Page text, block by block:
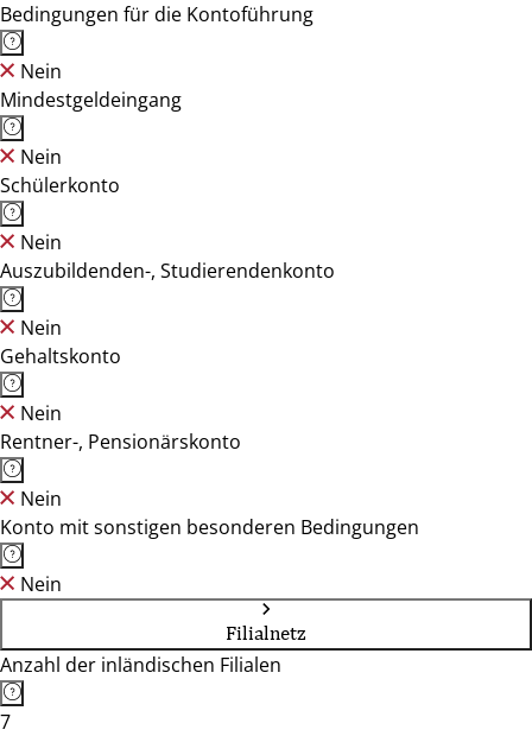
Bedingungen für die Kontoführung
Nein
Mindestgeldeingang
Nein
Schülerkonto
Nein
Auszubildenden-, Studierendenkonto
Nein
Gehaltskonto
Nein
Rentner-, Pensionärskonto
Nein
Konto mit sonstigen besonderen Bedingungen
Nein
Filialnetz
Anzahl der inländischen Filialen
7